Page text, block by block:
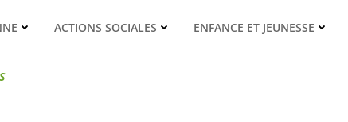
ACTIONS SOCIALES ENFANCE ET JEUNESSE